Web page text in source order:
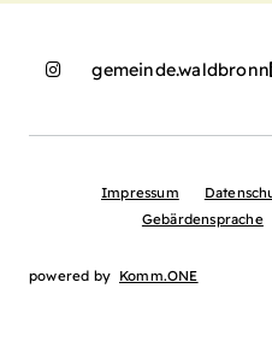
gemeinde.waldbronn
Impressum
Gebärdensprache
powered by Komm.ONE